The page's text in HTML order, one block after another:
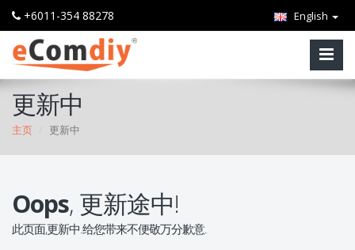
+6011-354 88278 English
更新中
主页 更新中
Oops, 更新途中!
此页面,更新中.给您带来不便敬万分歉意.